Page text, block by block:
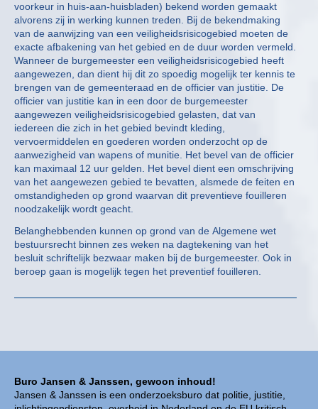
Buro Jansen & Janssen, gewoon inhoud!
Jansen & Janssen is een onderzoeksburo dat politie, justitie,
voorkeur in huis-aan-huisbladen) bekend worden gemaakt
alvorens zij in werking kunnen treden. Bij de bekendmaking
van de aanwijzing van een veiligheidsrisicogebied moeten de
exacte afbakening van het gebied en de duur worden vermeld.
Wanneer de burgemeester een veiligheidsrisicogebied heeft
aangewezen, dan dient hij dit zo spoedig mogelijk ter kennis te
brengen van de gemeenteraad en de officier van justitie. De
officier van justitie kan in een door de burgemeester
aangewezen veiligheidsrisicogebied gelasten, dat van
iedereen die zich in het gebied bevindt kleding,
vervoermiddelen en goederen worden onderzocht op de
aanwezigheid van wapens of munitie. Het bevel van de officier
kan maximaal 12 uur gelden. Het bevel dient een omschrijving
van het aangewezen gebied te bevatten, alsmede de feiten en
omstandigheden op grond waarvan dit preventieve fouilleren
noodzakelijk wordt geacht.
Belanghebbenden kunnen op grond van de Algemene wet
bestuursrecht binnen zes weken na dagtekening van het
besluit schriftelijk bezwaar maken bij de burgemeester. Ook in
beroep gaan is mogelijk tegen het preventief fouilleren.